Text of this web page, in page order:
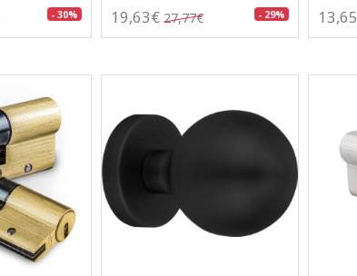
- 30% 19,63€ 27,77€ - 29%